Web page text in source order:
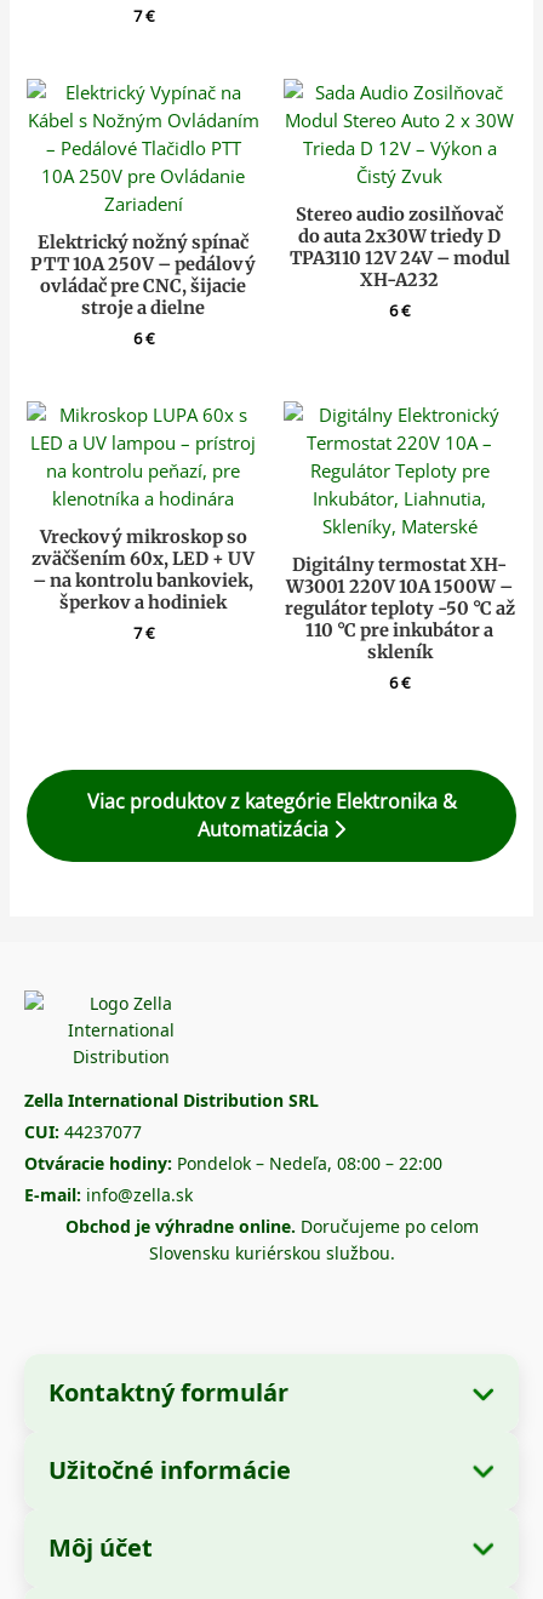
7€
Elektrický nožný spínač
PTT 10A 250V – pedálový
ovládač pre CNC, šijacie
stroje a dielne
6€
Stereo audio zosilňovač
do auta 2x30W triedy D
TPA3110 12V 24V – modul
XH-A232
6€
Vreckový mikroskop so
zväčšením 60x, LED + UV
– na kontrolu bankoviek,
šperkov a hodiniek
7€
Digitálny termostat XH-
W3001 220V 10A 1500W –
regulátor teploty -50 °C až
110 °C pre inkubátor a
skleník
6€
Viac produktov z kategórie Elektronika &
Automatizácia
Zella International Distribution SRL
CUI: 44237077
Otváracie hodiny: Pondelok – Nedeľa, 08:00 – 22:00
E-mail: info@zella.sk
Obchod je výhradne online. Doručujeme po celom
Slovensku kuriérskou službou.
Kontaktný formulár
Názov spoločnosti:
Distribution SRL
Užitočné informácie
Ako objednať?
Môj účet